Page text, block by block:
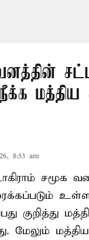
மத்திய
8:53 am
சமூக
குறித்து
மேலும்